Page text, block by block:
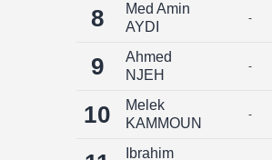
8
Med Amin
AYDI
-
9
Ahmed
NJEH
-
10
Melek
KAMMOUN
-
Ibrahim